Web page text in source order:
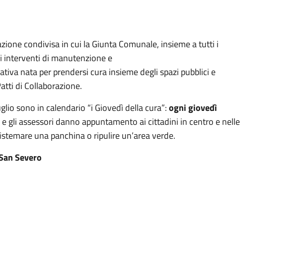
condivisa in cui la Giunta Comunale, insieme a tutti i
interventi di manutenzione e
nata per prendersi cura insieme degli spazi pubblici e
di Collaborazione.
sono in calendario “i Giovedì della cura”:ogni giovedì
gli assessori danno appuntamento ai cittadini in centro e nelle
una panchina o ripulire un’area verde.
Severo